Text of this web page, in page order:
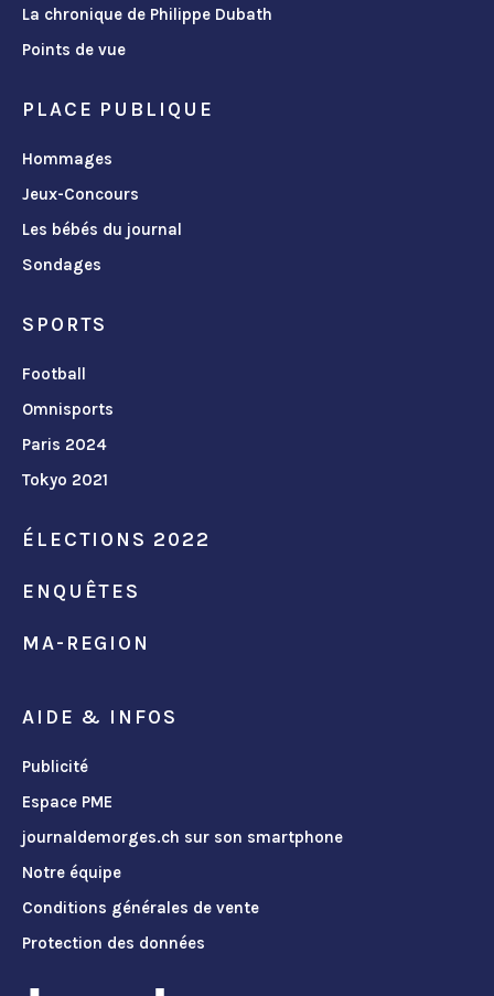
La chronique de Philippe Dubath
Points de vue
PLACE PUBLIQUE
Hommages
Jeux-Concours
Les bébés du journal
Sondages
SPORTS
Football
Omnisports
Paris 2024
Tokyo 2021
ÉLECTIONS 2022
ENQUÊTES
MA-REGION
AIDE & INFOS
Publicité
Espace PME
journaldemorges.ch sur son smartphone
Notre équipe
Conditions générales de vente
Protection des données